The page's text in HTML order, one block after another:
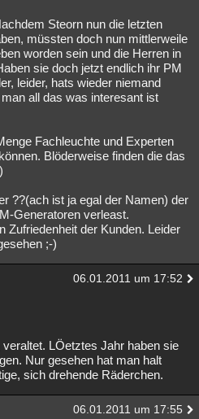
Steorn nun die letzten
müssten doch nun mittlerweile
worden sein und die Herren in
sie doch jetzt endlich ihr PM
leider, hats wieder niemand
all das was interesant ist
Fachleuchte und Experten
Blöderweise finden die das
??(ach ist ja egal der Namen) der
Generatoren verleast.
Zufriedenheit der Kunden. Leider
;-)
06.01.2011 um 17:52
LÖetztes Jahr haben sie
Nur gesehen hat man halt
sich drehende Räderchen.
06.01.2011 um 17:55